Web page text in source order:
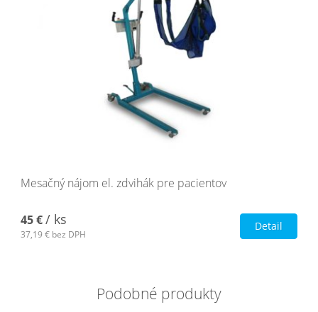
Mesačný nájom el. zdvihák pre pacientov
45 €/ ks
37,19 € bez DPH
Detail
Podobné produkty